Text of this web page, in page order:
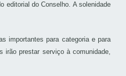
editorial do Conselho. A solenidade
importantes para categoria e para
irão prestar serviço à comunidade,